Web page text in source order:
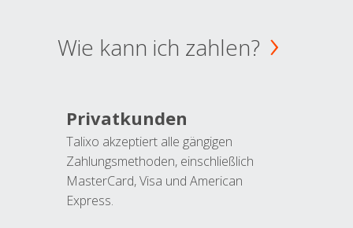
Wie kann ich zahlen?
Privatkunden
Talixo akzeptiert alle gängigen
Zahlungsmethoden, einschließlich
MasterCard, Visa und American
Express.